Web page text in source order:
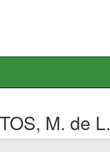
M. de L.